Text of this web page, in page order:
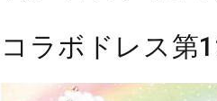
コラボドレス第